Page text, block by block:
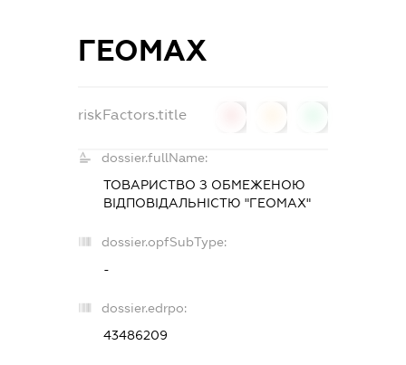
ГЕОМАХ
riskFactors.title
dossier.fullName:
ТОВАРИСТВО З ОБМЕЖЕНОЮ
ВІДПОВІДАЛЬНІСТЮ "ГЕОМАХ"
dossier.opfSubType:
-
dossier.edrpo:
43486209